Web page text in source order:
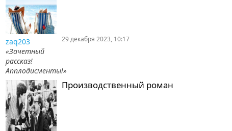
zaq203
«Зачетный
рассказ!
Апплодисменты!»
29 декабря 2023, 10:17
Производственный роман